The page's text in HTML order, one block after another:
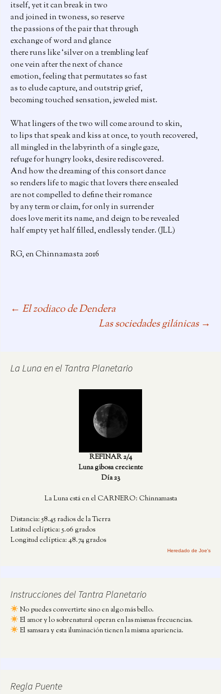
itself, yet it can break in two
and joined in twoness, so reserve
the passions of the pair that through
exchange of word and glance
there runs like ‘silver on a trembling leaf
one vein after the next of chance
emotion, feeling that permutates so fast
as to elude capture, and outstrip grief,
becoming touched sensation, jeweled mist.
What lingers of the two will come around to skin,
to lips that speak and kiss at once, to youth recovered,
all mingled in the labyrinth of a single gaze,
refuge for hungry looks, desire rediscovered.
And how the dreaming of this consort dance
so renders life to magic that lovers there ensealed
are not compelled to define their romance
by any term or claim, for only in surrender
does love merit its name, and deign to be revealed
half empty yet half filled, endlessly tender. (JLL)
RG, en Chinnamasta 2016
Navegación
entradas
← El zodiaco de Dendera
Las sociedades gilánicas →
La Luna en el Tantra Planetario
REFINAR 2/4
Luna gibosa creciente
Día 23
La Luna está en el CARNERO: Chinnamasta
Distancia: 58.45 radios de la Tierra
Latitud eclíptica: 5.06 grados
Longitud eclíptica: 48.74 grados
Heredado de Joe's
Instrucciones del Tantra Planetario
No puedes convertirte sino en algo más bello.
El amor y lo sobrenatural operan en las mismas frecuencias.
El samsara y esta iluminación tienen la misma apariencia.
Regla Puente